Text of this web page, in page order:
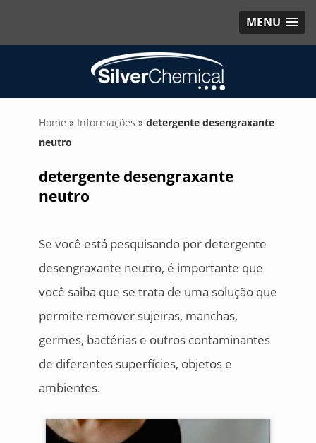
MENU
Home » Informações » detergente desengraxante
neutro
detergente desengraxante
neutro
Se você está pesquisando por detergente
desengraxante neutro, é importante que
você saiba que se trata de uma solução que
permite remover sujeiras, manchas,
germes, bactérias e outros contaminantes
de diferentes superfícies, objetos e
ambientes.